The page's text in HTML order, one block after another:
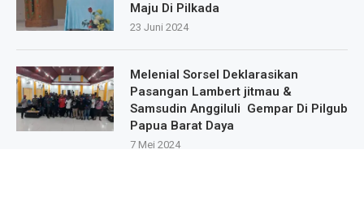
Maju Di Pilkada
23 Juni 2024
Melenial Sorsel Deklarasikan
Pasangan Lambert jitmau &
Samsudin Anggiluli Gempar Di Pilgub
Papua Barat Daya
7 Mei 2024